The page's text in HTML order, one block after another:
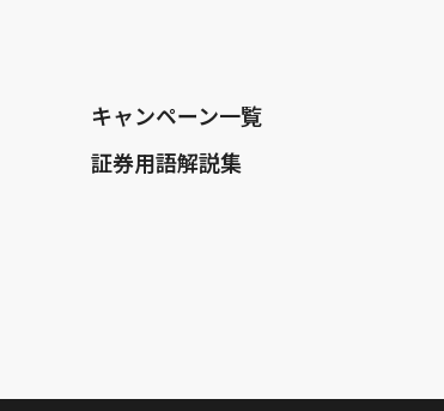
キャンペーン一覧
証券用語解説集